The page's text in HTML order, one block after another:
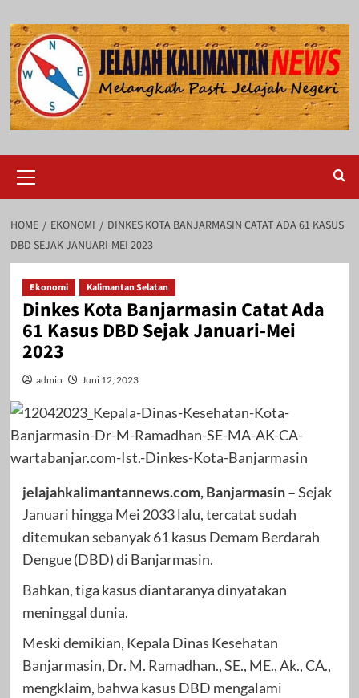
to
content
Menu
HOME EKONOMI
DINKES KOTA BANJARMASIN CATAT ADA 61 KASUS
DBD SEJAK JANUARI-MEI 2023
Ekonomi Kalimantan Selatan
Dinkes Kota Banjarmasin Catat Ada
61 Kasus DBD Sejak Januari-Mei
2023
admin Juni 12, 2023
jelajahkalimantannews.com, Banjarmasin –Sejak
Januari hingga Mei 2033 lalu, tercatat sudah
ditemukan sebanyak 61 kasus Demam Berdarah
Dengue (DBD) di Banjarmasin.
Bahkan, tiga kasus diantaranya dinyatakan
meninggal dunia.
Meski demikian, Kepala Dinas Kesehatan
Banjarmasin, Dr. M. Ramadhan., SE., ME., Ak., CA.,
mengklaim, bahwa kasus DBD mengalami